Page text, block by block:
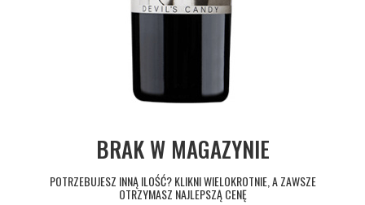
BRAK W MAGAZYNIE
POTRZEBUJESZ INNĄ ILOŚĆ? KLIKNI WIELOKROTNIE, A ZAWSZE
OTRZYMASZ NAJLEPSZĄ CENĘ